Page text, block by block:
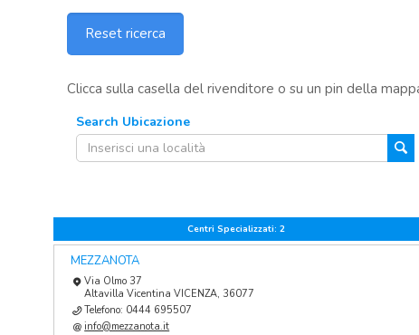
Reset ricerca
Clicca sulla casella del rivenditore o su un pin della
Search Ubicazione
Centri Specializzati:2
MEZZANOTA
Via Olmo 37
Altavilla Vicentina VICENZA, 36077
Telefono: 0444 695507
info@mezzanota.it